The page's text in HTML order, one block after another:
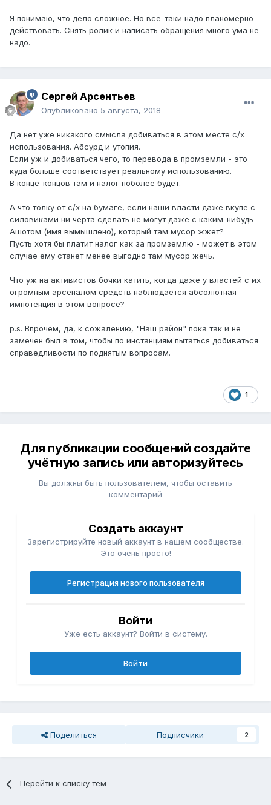
Я понимаю, что дело сложное. Но всё-таки надо планомерно
действовать. Снять ролик и написать обращения много ума не
надо.
Сергей Арсентьев
Опубликовано 5 августа, 2018
Да нет уже никакого смысла добиваться в этом месте с/х
использования. Абсурд и утопия.
Если уж и добиваться чего, то перевода в промземли - это
куда больше соответствует реальному использованию.
В конце-концов там и налог поболее будет.
А что толку от с/х на бумаге, если наши власти даже вкупе с
силовиками ни черта сделать не могут даже с каким-нибудь
Ашотом (имя вымышлено), который там мусор жжет?
Пусть хотя бы платит налог как за промземлю - может в этом
случае ему станет менее выгодно там мусор жечь.
Что уж на активистов бочки катить, когда даже у властей с их
огромным арсеналом средств наблюдается абсолютная
импотенция в этом вопросе?
p.s. Впрочем, да, к сожалению, "Наш район" пока так и не
замечен был в том, чтобы по инстанциям пытаться добиваться
справедливости по поднятым вопросам.
1
Для публикации сообщений создайте
учётную запись или авторизуйтесь
Вы должны быть пользователем, чтобы оставить
комментарий
Создать аккаунт
Зарегистрируйте новый аккаунт в нашем сообществе.
Это очень просто!
Регистрация нового пользователя
Войти
Уже есть аккаунт? Войти в систему.
Войти
Поделиться Подписчики 2
Перейти к списку тем